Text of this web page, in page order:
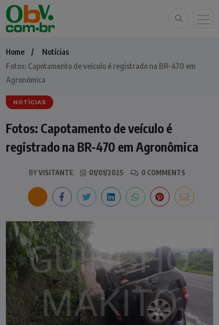
Home
Notícias
Fotos: Capotamento de veículo é registrado na BR-470 em
Agronômica
NOTÍCIAS
Fotos: Capotamento de veículo é
registrado na BR-470 em Agronômica
BYVISITANTE 01/01/2025 0 COMMENTS